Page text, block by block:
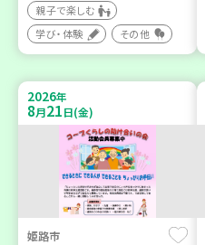
親子で楽しむ
学び・体験
その他
2026年
8月21日(金)
姫路市